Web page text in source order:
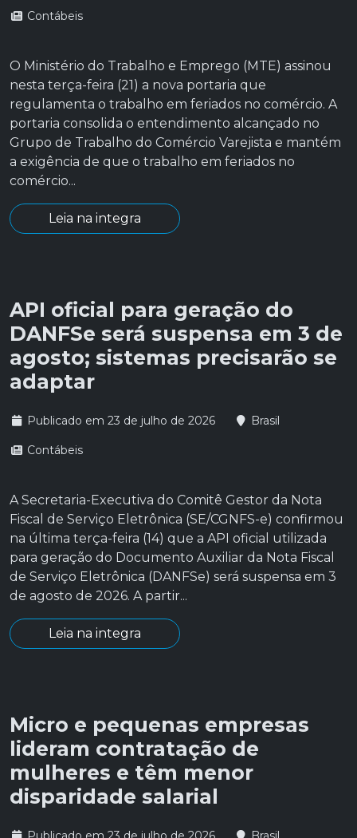
Contábeis
O Ministério do Trabalho e Emprego (MTE) assinou
nesta terça-feira (21) a nova portaria que
regulamenta o trabalho em feriados no comércio. A
portaria consolida o entendimento alcançado no
Grupo de Trabalho do Comércio Varejista e mantém
a exigência de que o trabalho em feriados no
comércio...
Leia na integra
API oficial para geração do
DANFSe será suspensa em 3 de
agosto; sistemas precisarão se
adaptar
Publicado em 23 de julho de 2026 Brasil
Contábeis
A Secretaria-Executiva do Comitê Gestor da Nota
Fiscal de Serviço Eletrônica (SE/CGNFS-e) confirmou
na última terça-feira (14) que a API oficial utilizada
para geração do Documento Auxiliar da Nota Fiscal
de Serviço Eletrônica (DANFSe) será suspensa em 3
de agosto de 2026. A partir...
Leia na integra
Micro e pequenas empresas
lideram contratação de
mulheres e têm menor
disparidade salarial